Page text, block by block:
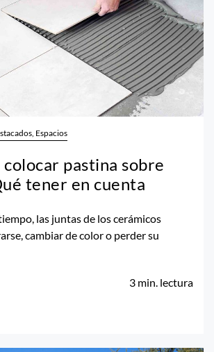
Espacios
colocar pastina sobre
tener en cuenta
las juntas de los cerámicos
cambiar de color o perder su
3 min. lectura